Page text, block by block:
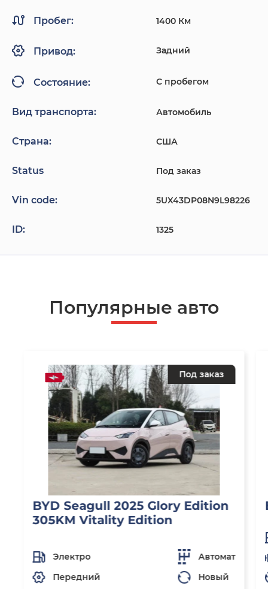
Пробег: 1400 Км
Привод: Задний
Состояние: С пробегом
Вид транспорта: Автомобиль
Страна: США
Status Под заказ
Vin code: 5UX43DP08N9L98226
ID: 1325
Популярные авто
Под заказ
BYD Seagull 2025 Glory Edition
305KM Vitality Edition
Электро
Автомат
Передний
Новый